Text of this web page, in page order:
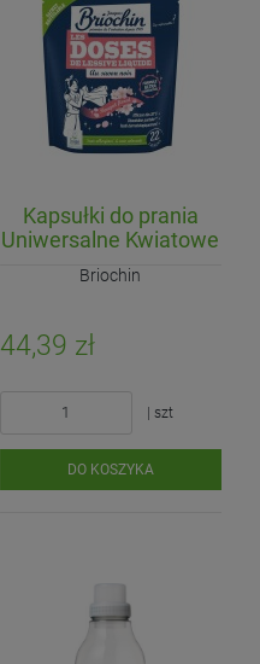
Kapsułki do prania
Uniwersalne Kwiatowe
na bazie szarego
mydła (22 szt.)
Briochin
44,39 zł
| szt
DO KOSZYKA